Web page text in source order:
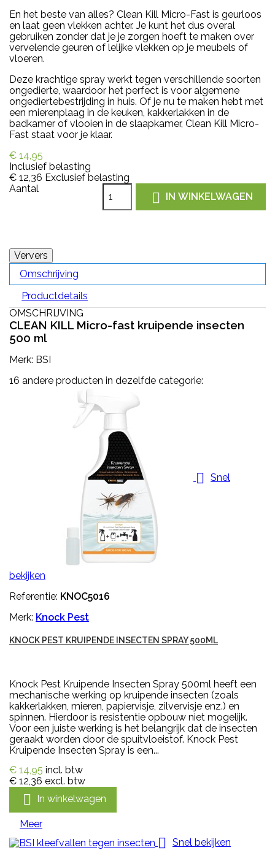
En het beste van alles? Clean Kill Micro-Fast is geurloos
en laat geen vlekken achter. Je kunt het dus overal
gebruiken zonder dat je je zorgen hoeft te maken over
vervelende geuren of lelijke vlekken op je meubels of
vloeren.
Deze krachtige spray werkt tegen verschillende soorten
ongedierte, waardoor het perfect is voor algemene
ongediertebestrijding in huis. Of je nu te maken hebt met
een mierenplaag in de keuken, kakkerlakken in de
badkamer of vlooien in de slaapkamer, Clean Kill Micro-
Fast staat voor je klaar.
€ 14,95
Inclusief belasting
€ 12,36 Exclusief belasting
Aantal
 IN WINKELWAGEN
Omschrijving
Productdetails
OMSCHRIJVING
CLEAN KILL Micro-fast kruipende insecten
500 ml
Merk: BSI
16 andere producten in dezelfde categorie:
 Snel
bekijken
Referentie: KNOC5016
Merk: Knock Pest
KNOCK PEST KRUIPENDE INSECTEN SPRAY 500ML
Knock Pest Kruipende Insecten Spray 500ml heeft een
mechanische werking op kruipende insecten (zoals
kakkerlakken, mieren, papiervisje, zilvervisje enz.) en
spinnen. Hierdoor is resistentie opbouw niet mogelijk.
Voor een juiste werking is het belangrijk dat de insecten
geraakt worden door de spuitvloeistof. Knock Pest
Kruipende Insecten Spray is een...
€ 14,95 incl. btw
€ 12,36 excl. btw
 In winkelwagen
Meer
 Snel bekijken